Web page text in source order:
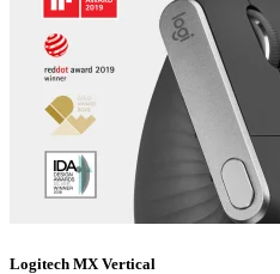
Logitech MX Vertical